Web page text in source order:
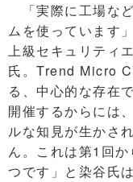
「実際に工場な
ムを使っています
上級セキュリティ
氏。Trend Micro
る、中心的な存在
開催するからには
ルな知見が生かさ
ん。これは第1回
つです」と染谷氏